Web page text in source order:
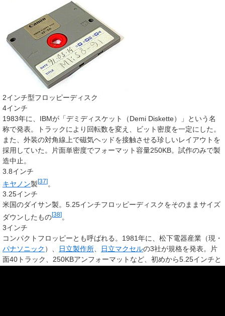
2インチ型フロッピーディスク
4インチ
1983年に、IBMが「デミディスケット（Demi Diskette）」という名
称で発表。トラックにより回転数を変え、ビット密度を一定にした。
また、外装の対角線上で磁気ヘッドを接触させる珍しいレイアウトを
採用していた。片面単密度でフォーマット容量250KB。試作のみで製
造中止。
3.8インチ
キヤノン製[37]。
3.25インチ
米国のダイサン製。5.25インチフロッピーディスクをそのままサイズ
ダウンしたもの[38] 。
3インチ
コンパクトフロッピーとも呼ばれる。1981年に、松下電器産業（現・
パナソニック ）、 日立製作所 日立マクセルの3社が規格を発表。片
面40トラック、250KBアンフォーマットなど、初めから5.25インチと